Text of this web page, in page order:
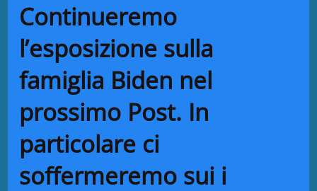
Continueremo
l’esposizione sulla
famiglia Biden nel
prossimo Post. In
particolare ci
soffermeremo sui i